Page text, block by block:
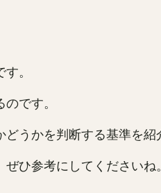
。
です。
うかを判断する基準を紹
ひ参考にしてくださいね。